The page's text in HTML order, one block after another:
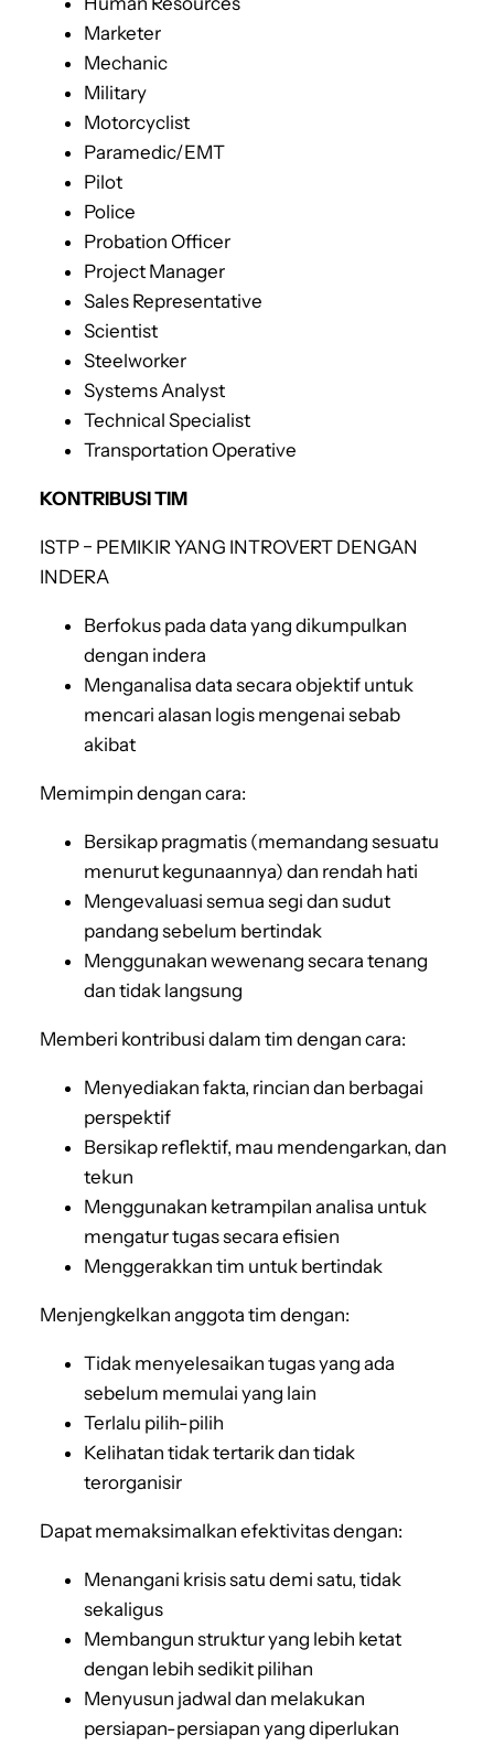
Marketer
Mechanic
Military
Motorcyclist
Paramedic/EMT
Pilot
Police
Probation Officer
Project Manager
Sales Representative
Scientist
Steelworker
Systems Analyst
Technical Specialist
Transportation Operative
KONTRIBUSI TIM
ISTP − PEMIKIR YANG INTROVERT DENGAN
INDERA
Berfokus pada data yang dikumpulkan
dengan indera
Menganalisa data secara objektif untuk
mencari alasan logis mengenai sebab
akibat
Memimpin dengan cara:
Bersikap pragmatis (memandang sesuatu
menurut kegunaannya) dan rendah hati
Mengevaluasi semua segi dan sudut
pandang sebelum bertindak
Menggunakan wewenang secara tenang
dan tidak langsung
Memberi kontribusi dalam tim dengan cara:
Menyediakan fakta, rincian dan berbagai
perspektif
Bersikap reflektif, mau mendengarkan, dan
tekun
Menggunakan ketrampilan analisa untuk
mengatur tugas secara efisien
Menggerakkan tim untuk bertindak
Menjengkelkan anggota tim dengan:
Tidak menyelesaikan tugas yang ada
sebelum memulai yang lain
Terlalu pilih-pilih
Kelihatan tidak tertarik dan tidak
terorganisir
Dapat memaksimalkan efektivitas dengan:
Menangani krisis satu demi satu, tidak
sekaligus
Membangun struktur yang lebih ketat
dengan lebih sedikit pilihan
Menyusun jadwal dan melakukan
persiapan-persiapan yang diperlukan